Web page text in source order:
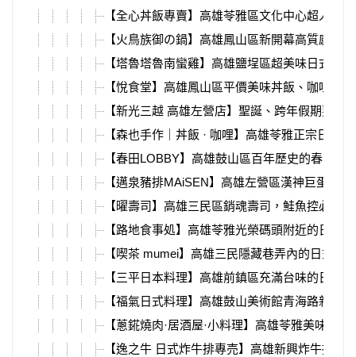
【全心丼飯專賣】高雄苓雅區文化中心超人氣
【火鳥族御の鍋】高雄鳳山區新開幕高質感火
【塔魯塔魯南蠻雞】高雄鹽埕區超美味日式炸
【悅食堂】高雄鳳山區平價美味丼飯、咖哩專
【新光三越 高雄左營店】聖誕、跨年假期要
【森也手作｜丼飯 · 咖哩】高雄苓雅正宗日本
【春田LOBBY】高雄鼓山區百年歷史的春田
【邁泉豬排MAiSEN】高雄左營區漢神巨蛋4
【曜壽司】高雄三民區銷魂壽司，鮭魚控必點
【路地食事処】高雄苓雅光榮碼頭附近的日式
【喫茶 mumei】高雄三民隱藏巷弄內的日式
【三平日本料理】高雄前鎮區充滿台味的日本
【福氣日式料理】高雄鼓山美術館青海路新開
【蔥錵燒肉·居酒屋·小料理】高雄苓雅美味燒
【逸之牛 日式炸牛排專売】高雄新興炸牛排